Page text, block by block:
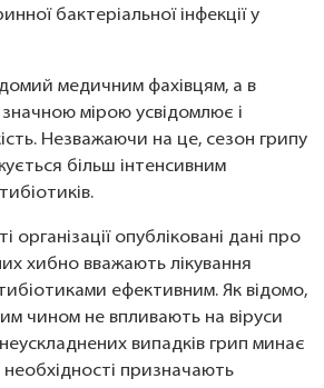
бактеріальної інфекції у
медичним фахівцям, а в
мірою усвідомлює і
Незважаючи на це, сезон грипу
більш інтенсивним
організації опубліковані дані про
хибно вважають лікування
ефективним. Як відомо,
чином не впливають на віруси
випадків грип минає
необхідності призначають